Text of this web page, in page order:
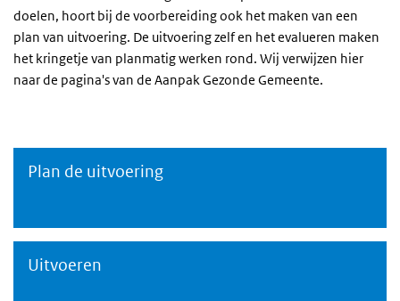
doelen, hoort bij de voorbereiding ook het maken van een
plan van uitvoering. De uitvoering zelf en het evalueren maken
het kringetje van planmatig werken rond. Wij verwijzen hier
naar de pagina's van de Aanpak Gezonde Gemeente.
Plan de uitvoering
Plan de uitvoering
Aanpak Gezonde Gemeente: Uitvoeren
Uitvoeren